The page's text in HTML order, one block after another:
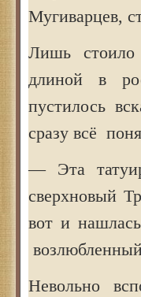
Мугиварцев,
Лишь стоило
длиной в
пустилось
сразу всё
— Эта
сверхновый
вот и
Невольно